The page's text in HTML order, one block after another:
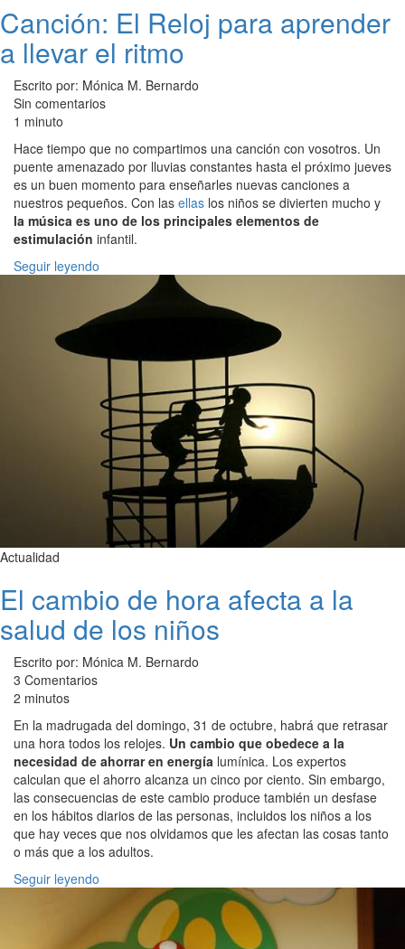
Canción: El Reloj para aprender
a llevar el ritmo
Escrito por: Mónica M. Bernardo
Sin comentarios
1 minuto
Hace tiempo que no compartimos una canción con vosotros. Un
puente amenazado por lluvias constantes hasta el próximo jueves
es un buen momento para enseñarles nuevas canciones a
nuestros pequeños. Con las ellas los niños se divierten mucho y
la música es uno de los principales elementos de
estimulación infantil.
Seguir leyendo
Actualidad
El cambio de hora afecta a la
salud de los niños
Escrito por: Mónica M. Bernardo
3 Comentarios
2 minutos
En la madrugada del domingo, 31 de octubre, habrá que retrasar
una hora todos los relojes. Un cambio que obedece a la
necesidad de ahorrar en energía lumínica. Los expertos
calculan que el ahorro alcanza un cinco por ciento. Sin embargo,
las consecuencias de este cambio produce también un desfase
en los hábitos diarios de las personas, incluidos los niños a los
que hay veces que nos olvidamos que les afectan las cosas tanto
o más que a los adultos.
Seguir leyendo